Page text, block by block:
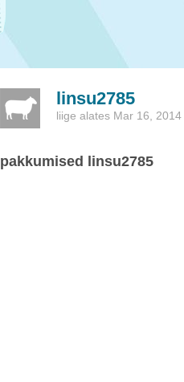
linsu2785
liige alates Mar 16, 2014
pakkumised linsu2785